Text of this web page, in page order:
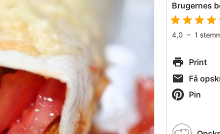
Brugernes
4,0 – 1
Print
Få
Pin